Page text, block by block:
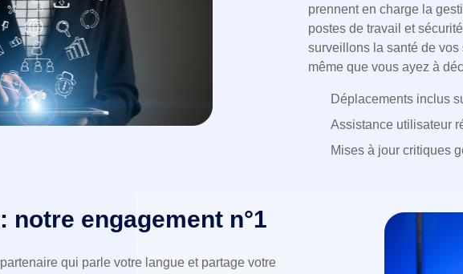
prennent en charge la
postes de travail et
surveillons la santé de
même que vous ayez à
Déplacements inclus
Assistance utilisateur
Mises à jour critiques
notre engagement n°1
qui parle votre langue et partage votre